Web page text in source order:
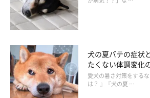
散歩時間：1回あたり40～50分
●トイ・プードル
●シェトランド・シープドッグ
●ビーグル
犬の夏バテの症
たくない体調変化
愛犬の暑さ対策をする
は？ 』『犬の夏 …